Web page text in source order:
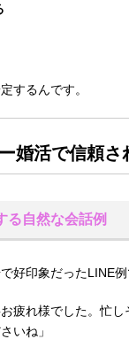
するんです。
婚活で信頼さ
る自然な会話例
好印象だったLINE例
お疲れ様でした。忙
いね」